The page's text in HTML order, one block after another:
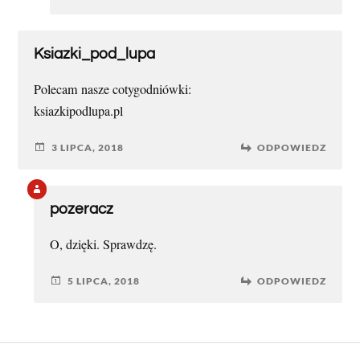
Ksiazki_pod_lupa
Polecam nasze cotygodniówki:
ksiazkipodlupa.pl
3 LIPCA, 2018 ODPOWIEDZ
pozeracz
O, dzięki. Sprawdzę.
5 LIPCA, 2018 ODPOWIEDZ